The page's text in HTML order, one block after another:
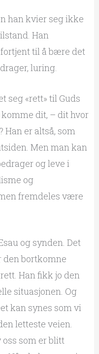
han kvier seg ikke
Han
til å bære det
luring.
seg «rett» til Guds
dit, – dit hvor
er altså, som
Men man kan
og leve i
og
fremdeles være
og synden. Det
den bortkomne
Han fikk jo den
situasjonen. Og
kan synes som vi
letteste veien.
som er blitt